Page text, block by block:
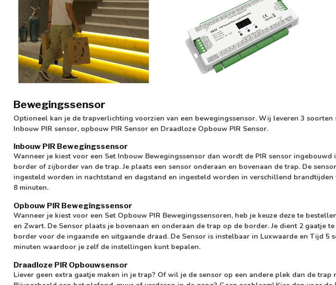
Bewegingssensor
Optioneel kan je de trapverlichting voorzien van een bewegingssensor. Wij leveren 3 soorten
Inbouw PIR sensor, opbouw PIR Sensor en Draadloze Opbouw PIR Sensor.
Inbouw PIR Bewegingssensor
Wanneer je kiest voor een Set Inbouw Bewegingssensor dan wordt de PIR sensor ingebouwd
border of zijborder van de trap. Je plaats een sensor onderaan en bovenaan de trap. De
ingesteld worden in nachtstand en dagstand en ingesteld worden in verschillend brandtijden
8 minuten.
Opbouw PIR Bewegingssensor
Wanneer je kiest voor een Set Opbouw PIR Bewegingssensoren, heb je keuze deze te
en Zwart. De Sensor plaats je bovenaan en onderaan de trap op de border. Je dient 2 gaatje
border voor de ingaande en uitgaande draad. De Sensor is instelbaar in Luxwaarde en Tijd 5
minuten waardoor je zelf de instellingen kunt bepalen.
Draadloze PIR Opbouwsensor
Liever geen extra gaatje maken in je trap? Of wil je de sensor op een andere plek dan de trap